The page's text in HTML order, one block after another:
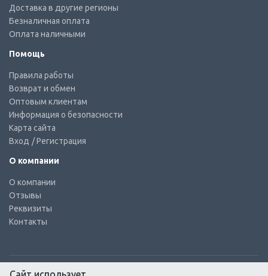
Доставка в другие регионы
Безналичная оплата
Оплата наличными
Помощь
Правила работы
Возврат и обмен
Оптовым клиентам
Информация о безопасности
Карта сайта
Вход / Регистрация
О компании
О компании
Отзывы
Реквизиты
Контакты